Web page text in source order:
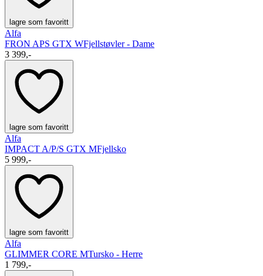
lagre som favoritt
Alfa
FRON APS GTX WFjellstøvler - Dame
3 399,-
lagre som favoritt
Alfa
IMPACT A/P/S GTX MFjellsko
5 999,-
lagre som favoritt
Alfa
GLIMMER CORE MTursko - Herre
1 799,-